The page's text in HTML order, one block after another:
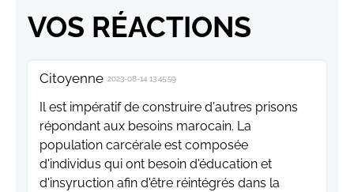
VOS RÉACTIONS
Citoyenne 2023-08-14 13:45:59
Il est impératif de construire d'autres prisons
répondant aux besoins marocain. La
population carcérale est composée
d'individus qui ont besoin d'éducation et
d'insyruction afin d'être réintégrés dans la